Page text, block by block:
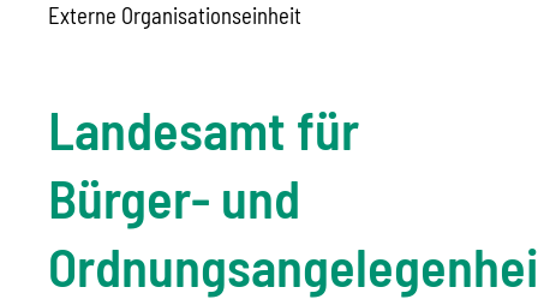
Externe Organisationseinheit
Landesamt für
Bürger- und